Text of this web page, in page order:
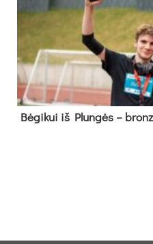
Bė­gi­kui iš Plun­gės –